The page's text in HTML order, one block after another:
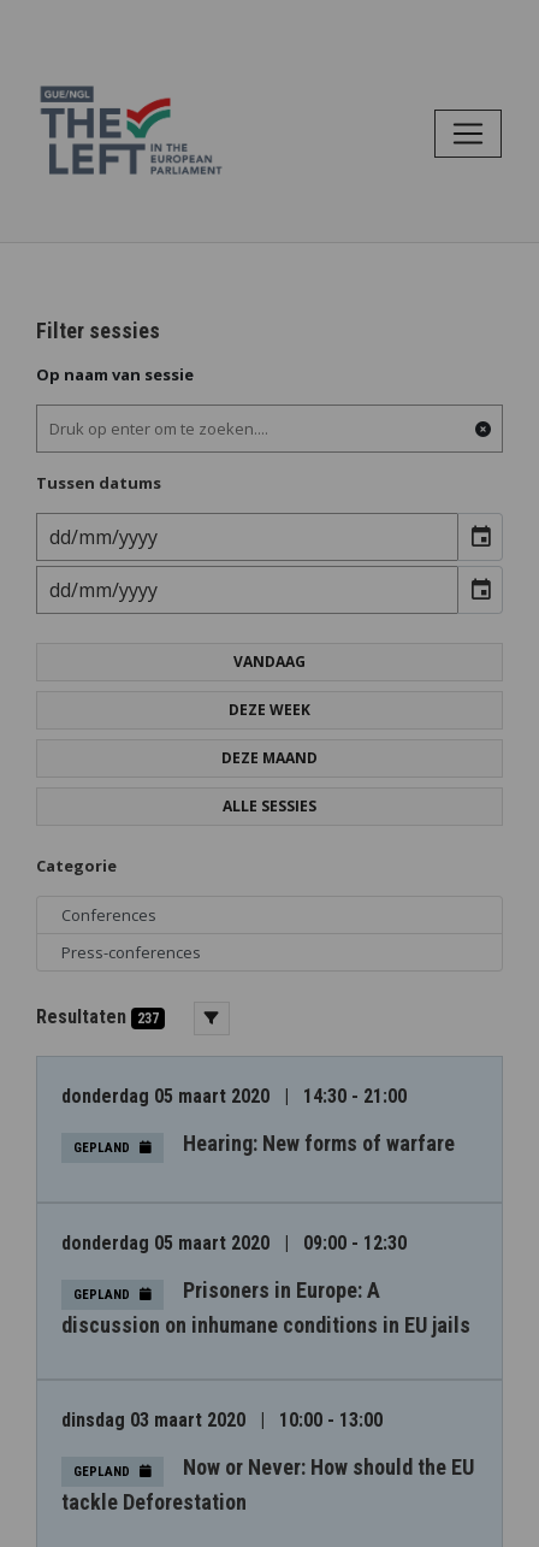
Filter sessies
Op naam van sessie
Tussen datums
event
event
VANDAAG
DEZE WEEK
DEZE MAAND
ALLE SESSIES
Categorie
Conferences
Press-conferences
Resultaten 237
donderdag 05 maart 2020 | 14:30 - 21:00
GEPLAND Hearing: New forms of warfare
donderdag 05 maart 2020 | 09:00 - 12:30
GEPLAND
Prisoners in Europe: A
discussion on inhumane conditions in EU jails
dinsdag 03 maart 2020 | 10:00 - 13:00
GEPLAND
Now or Never: How should the EU
tackle Deforestation